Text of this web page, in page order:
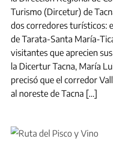
Turismo (Dircetur) de
dos corredores turísticos:
de Tarata-Santa María-
visitantes que aprecien
la Dicertur Tacna, María
precisó que el corredor
al noreste de Tacna […]